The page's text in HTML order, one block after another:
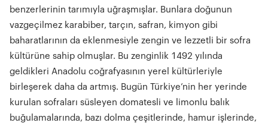
benzerlerinin tarımıyla uğraşmışlar. Bunlara doğunun
vazgeçilmez karabiber, tarçın, safran, kimyon gibi
baharatlarının da eklenmesiyle zengin ve lezzetli bir sofra
kültürüne sahip olmuşlar. Bu zenginlik 1492 yılında
geldikleri Anadolu coğrafyasının yerel kültürleriyle
birleşerek daha da artmış. Bugün Türkiye’nin her yerinde
kurulan sofraları süsleyen domatesli ve limonlu balık
buğulamalarında, bazı dolma çeşitlerinde, hamur işlerinde,